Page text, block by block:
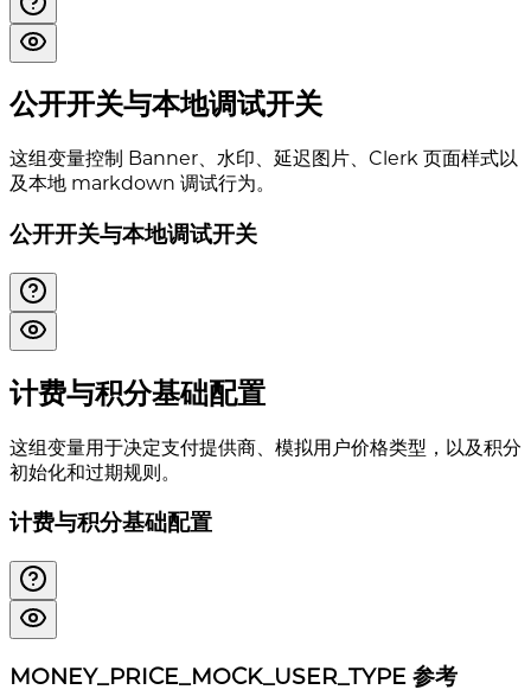
公开开关与本地调试开关
这组变量控制 Banner、水印、延迟图片、Clerk 页面样式以
及本地 markdown 调试行为。
公开开关与本地调试开关
计费与积分基础配置
这组变量用于决定支付提供商、模拟用户价格类型，以及积分
初始化和过期规则。
计费与积分基础配置
MONEY_PRICE_MOCK_USER_TYPE 参考